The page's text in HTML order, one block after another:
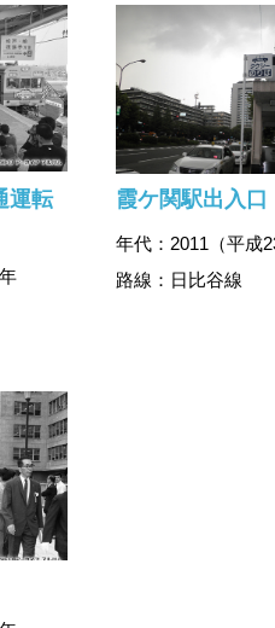
運転
霞ケ関駅出入口
年代：2011（平成
路線：日比谷線